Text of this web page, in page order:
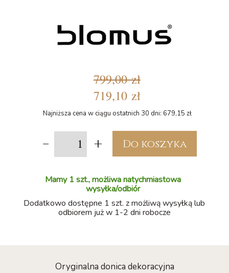
799,00 zł
719,10 zł
Najniższa cena w ciągu ostatnich 30 dni: 679,15 zł
- + Do koszyka
Mamy 1 szt., możliwa natychmiastowa
wysyłka/odbiór
Dodatkowo dostępne 1 szt. z możliwą wysyłką lub
odbiorem już w 1-2 dni robocze
Oryginalna donica dekoracyjna